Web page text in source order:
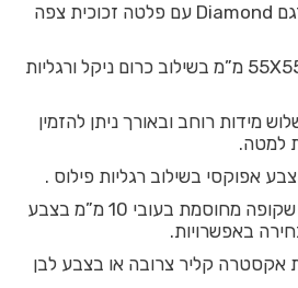
שולחן כתיבה משרדי דגם Diamond עם פלטה זכוכית צפה
רגלי מתכת משופעות 55X55 מ”מ בשילוב כרום ניקל ורגליות
מידות רוחב ובאורך ניתן להזמין
למטה.
אפוקסי בשילוב רגליות פילוס .
פלטה עליונה מזכוכית שקופה מחוסמת בעובי 10 מ”מ בצבע
באפשרויות.
אקסטרה קליר צרובה או בצבע לבן